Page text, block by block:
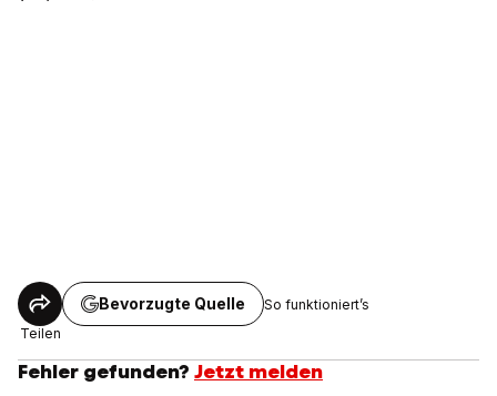
Teilen
Bevorzugte Quelle So funktioniert’s
Fehler gefunden? Jetzt melden